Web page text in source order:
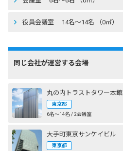
役員会議室 14名〜14名 （0㎡）
同じ会社が運営する会場
丸の内トラストタワー本館
東京都
6名〜14名 / 2会議室
大手町東京サンケイビル
東京都